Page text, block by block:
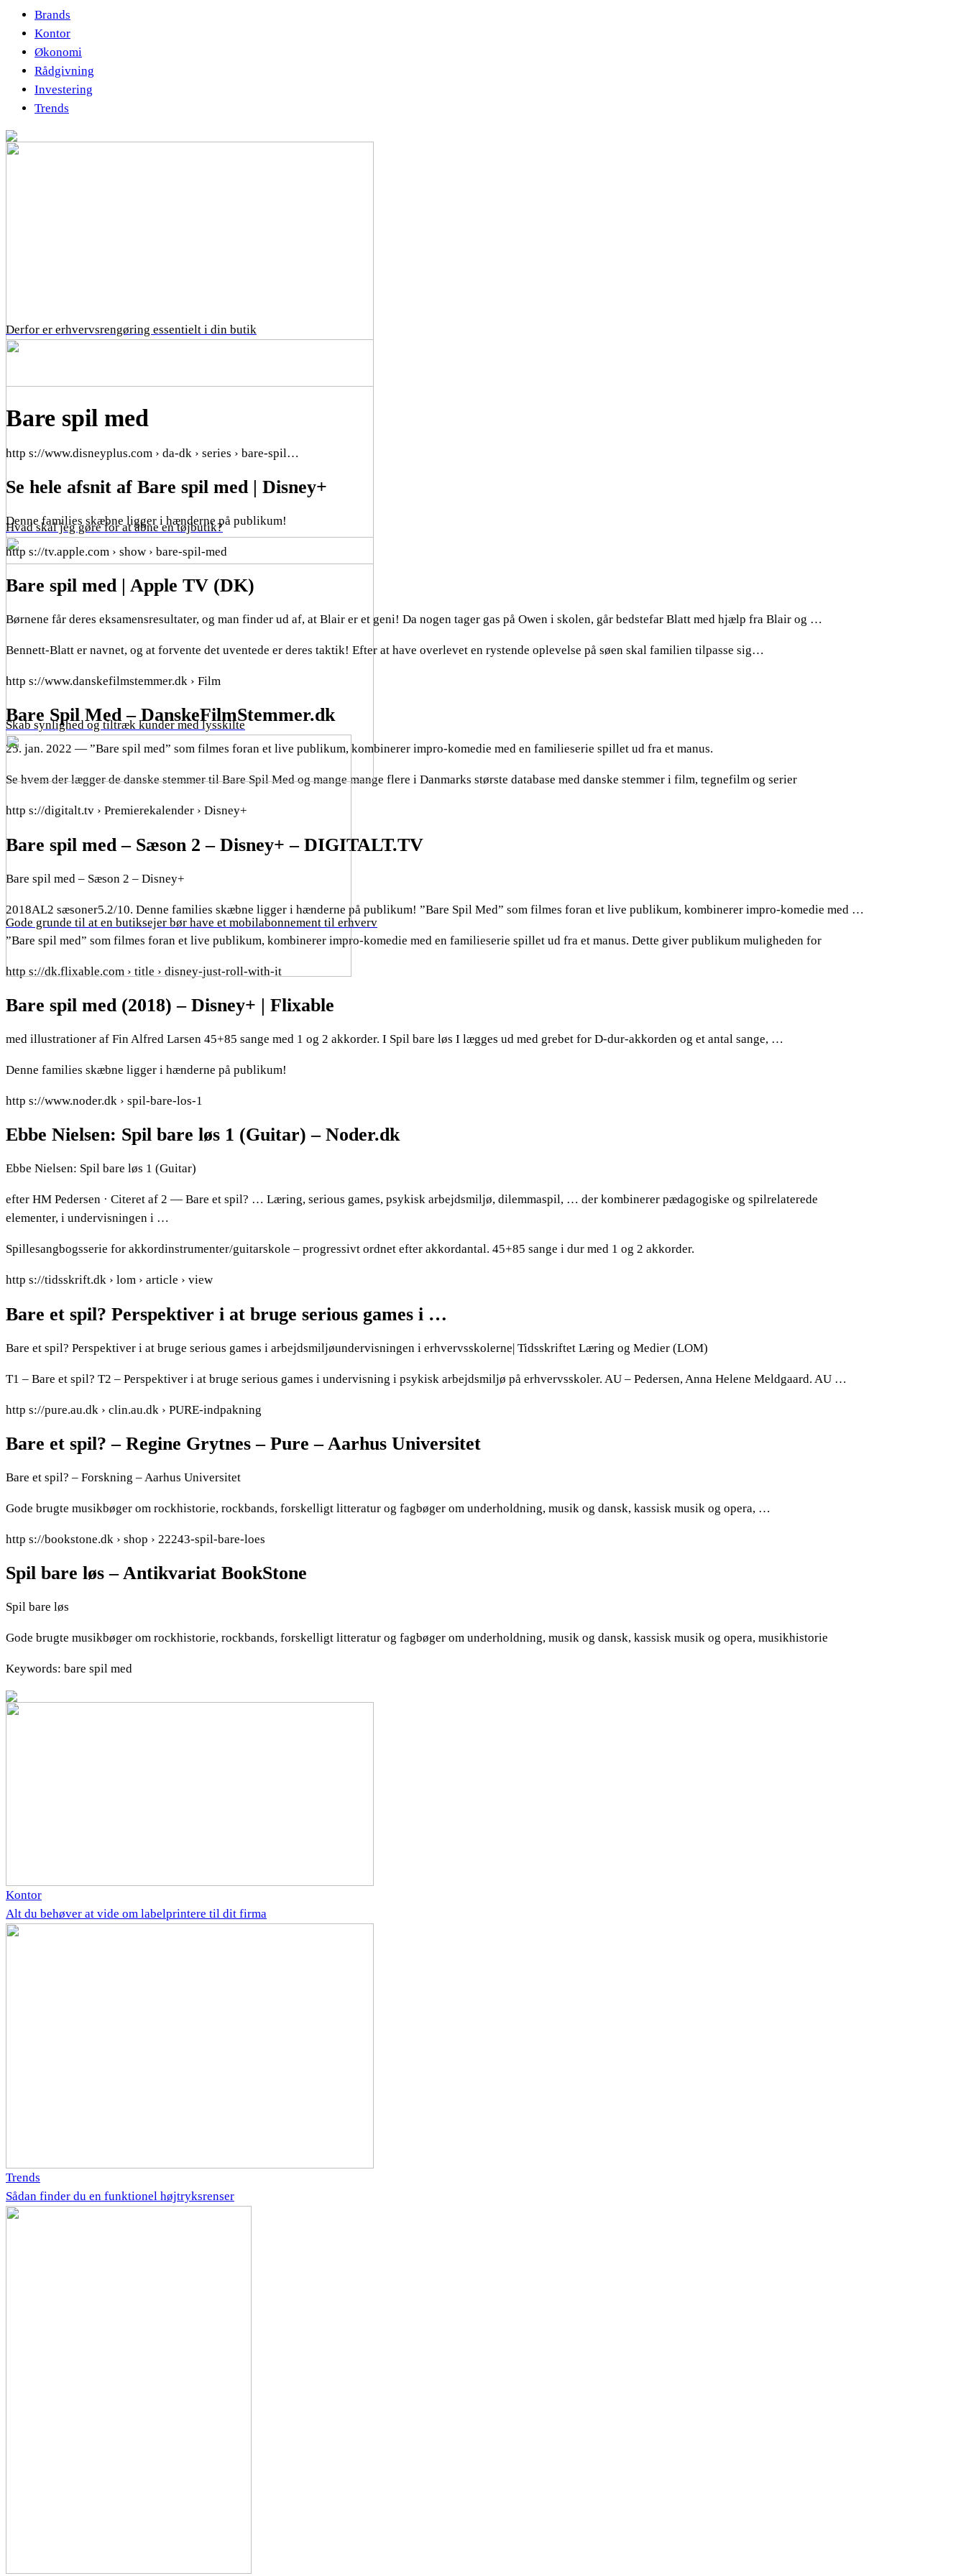
Brands
Kontor
Økonomi
Rådgivning
Investering
Trends
Derfor er erhvervsrengøring essentielt i din butik
Hvad skal jeg gøre for at åbne en tøjbutik?
Skab synlighed og tiltræk kunder med lysskilte
Gode grunde til at en butiksejer bør have et mobilabonnement til erhverv
Bare spil med
http s://www.disneyplus.com › da-dk › series › bare-spil…
Se hele afsnit af Bare spil med | Disney+
Denne families skæbne ligger i hænderne på publikum!
http s://tv.apple.com › show › bare-spil-med
Bare spil med | Apple TV (DK)
Børnene får deres eksamensresultater, og man finder ud af, at Blair er et geni! Da nogen tager gas på Owen i skolen, går bedstefar Blatt med hjælp fra Blair og …
Bennett-Blatt er navnet, og at forvente det uventede er deres taktik! Efter at have overlevet en rystende oplevelse på søen skal familien tilpasse sig…
http s://www.danskefilmstemmer.dk › Film
Bare Spil Med – DanskeFilmStemmer.dk
25. jan. 2022 — ”Bare spil med” som filmes foran et live publikum, kombinerer impro-komedie med en familieserie spillet ud fra et manus.
Se hvem der lægger de danske stemmer til Bare Spil Med og mange mange flere i Danmarks største database med danske stemmer i film, tegnefilm og serier
http s://digitalt.tv › Premierekalender › Disney+
Bare spil med – Sæson 2 – Disney+ – DIGITALT.TV
Bare spil med – Sæson 2 – Disney+
2018AL2 sæsoner5.2/10. Denne families skæbne ligger i hænderne på publikum! ”Bare Spil Med” som filmes foran et live publikum, kombinerer impro-komedie med …
”Bare spil med” som filmes foran et live publikum, kombinerer impro-komedie med en familieserie spillet ud fra et manus. Dette giver publikum muligheden for
http s://dk.flixable.com › title › disney-just-roll-with-it
Bare spil med (2018) – Disney+ | Flixable
med illustrationer af Fin Alfred Larsen 45+85 sange med 1 og 2 akkorder. I Spil bare løs I lægges ud med grebet for D-dur-akkorden og et antal sange, …
Denne families skæbne ligger i hænderne på publikum!
http s://www.noder.dk › spil-bare-los-1
Ebbe Nielsen: Spil bare løs 1 (Guitar) – Noder.dk
Ebbe Nielsen: Spil bare løs 1 (Guitar)
efter HM Pedersen · Citeret af 2 — Bare et spil? … Læring, serious games, psykisk arbejdsmiljø, dilemmaspil, … der kombinerer pædagogiske og spilrelaterede
elementer, i undervisningen i …
Spillesangbogsserie for akkordinstrumenter/guitarskole – progressivt ordnet efter akkordantal. 45+85 sange i dur med 1 og 2 akkorder.
http s://tidsskrift.dk › lom › article › view
Bare et spil? Perspektiver i at bruge serious games i …
Bare et spil? Perspektiver i at bruge serious games i arbejdsmiljøundervisningen i erhvervsskolerne| Tidsskriftet Læring og Medier (LOM)
T1 – Bare et spil? T2 – Perspektiver i at bruge serious games i undervisning i psykisk arbejdsmiljø på erhvervsskoler. AU – Pedersen, Anna Helene Meldgaard. AU …
http s://pure.au.dk › clin.au.dk › PURE-indpakning
Bare et spil? – Regine Grytnes – Pure – Aarhus Universitet
Bare et spil? – Forskning – Aarhus Universitet
Gode brugte musikbøger om rockhistorie, rockbands, forskelligt litteratur og fagbøger om underholdning, musik og dansk, kassisk musik og opera, …
http s://bookstone.dk › shop › 22243-spil-bare-loes
Spil bare løs – Antikvariat BookStone
Spil bare løs
Gode brugte musikbøger om rockhistorie, rockbands, forskelligt litteratur og fagbøger om underholdning, musik og dansk, kassisk musik og opera, musikhistorie
Keywords: bare spil med
Kontor
Alt du behøver at vide om labelprintere til dit firma
Trends
Sådan finder du en funktionel højtryksrenser